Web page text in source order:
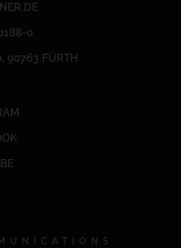
0
90763 FÜRTH